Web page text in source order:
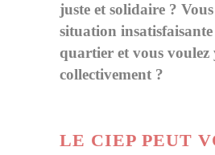
juste et solidaire ?
situation
quartier et vous voulez
collectivement ?
LE CIEP PEUT